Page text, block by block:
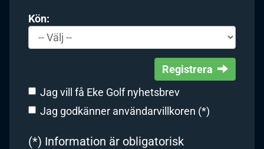
Kön:
Registrera
Jag vill få Eke Golf nyhetsbrev
Jag godkänner användarvillkoren (*)
(*) Information är obligatorisk